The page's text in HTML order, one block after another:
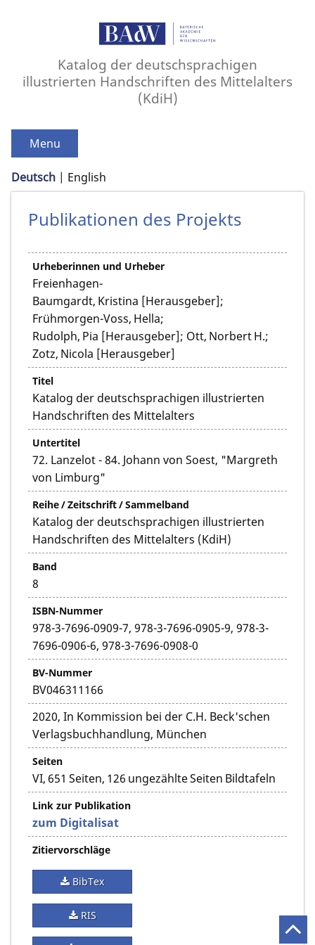
Katalog der deutschsprachigen
illustrierten Handschriften des Mittelalters
(KdiH)
Menu
Deutsch English
Publikationen des Projekts
Urheberinnen und Urheber
Freienhagen-
Baumgardt, Kristina [Herausgeber];
Frühmorgen-Voss, Hella;
Rudolph, Pia [Herausgeber]; Ott, Norbert H.;
Zotz, Nicola [Herausgeber]
Titel
Katalog der deutschsprachigen illustrierten
Handschriften des Mittelalters
Untertitel
72. Lanzelot - 84. Johann von Soest, "Margreth
von Limburg"
Reihe / Zeitschrift / Sammelband
Katalog der deutschsprachigen illustrierten
Handschriften des Mittelalters (KdiH)
Band
8
ISBN-Nummer
978-3-7696-0909-7, 978-3-7696-0905-9, 978-3-
7696-0906-6, 978-3-7696-0908-0
BV-Nummer
BV046311166
2020, In Kommission bei der C.H. Beck'schen
Verlagsbuchhandlung, München
Seiten
VI, 651 Seiten, 126 ungezählte Seiten Bildtafeln
Link zur Publikation
zum Digitalisat
Zitiervorschläge
BibTex
RIS